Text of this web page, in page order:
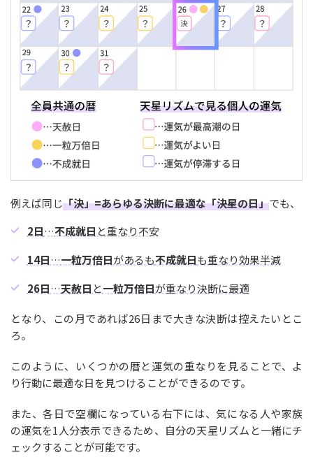
例えば同じ「決」=あらゆる決断に最適な「決星の日」でも、
2日…不成就日 と重なり不安
14日…一粒万倍日があるも不成就日も重なり効果半減
26日…天赦日 と一粒万倍日が重なり決断に最適
となり、この月であれば26日まで大きな決断は控えたいとこ
ろ。
このように、いくつかの暦と運気の重なりを見ることで、よ
り行動に最適な日を見つけることができるのです。
また、各日で空欄になっている右下には、気になる人や家族
の運気を1人分表示できるため、自分の天星リズムと一緒にチ
ェックすることが可能です。